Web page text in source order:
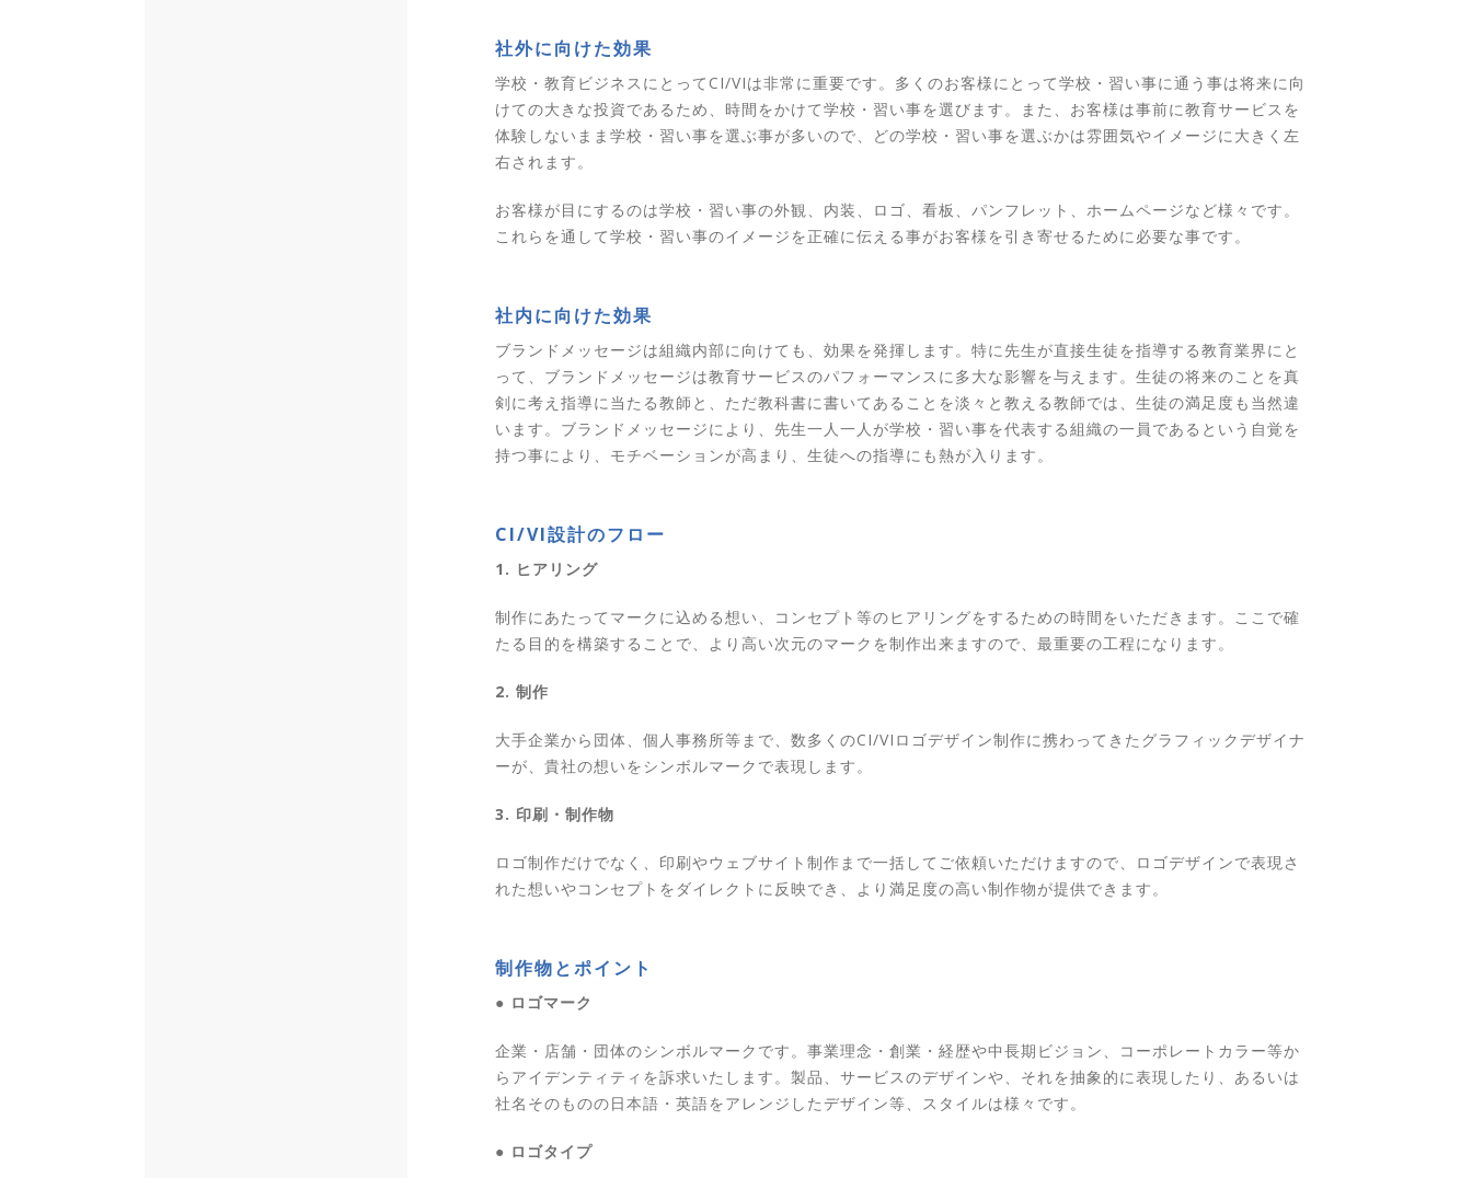
社外に向けた効果
学校・教育ビジネスにとってCI/VIは非常に重要です。多くのお客様にとって学校・習い事に通う事は将来に向
けての大きな投資であるため、時間をかけて学校・習い事を選びます。また、お客様は事前に教育サービスを
体験しないまま学校・習い事を選ぶ事が多いので、どの学校・習い事を選ぶかは雰囲気やイメージに大きく左
右されます。
お客様が目にするのは学校・習い事の外観、内装、ロゴ、看板、パンフレット、ホームページなど様々です。
これらを通して学校・習い事のイメージを正確に伝える事がお客様を引き寄せるために必要な事です。
社内に向けた効果
ブランドメッセージは組織内部に向けても、効果を発揮します。特に先生が直接生徒を指導する教育業界にと
って、ブランドメッセージは教育サービスのパフォーマンスに多大な影響を与えます。生徒の将来のことを真
剣に考え指導に当たる教師と、ただ教科書に書いてあることを淡々と教える教師では、生徒の満足度も当然違
います。ブランドメッセージにより、先生一人一人が学校・習い事を代表する組織の一員であるという自覚を
持つ事により、モチベーションが高まり、生徒への指導にも熱が入ります。
CI/VI設計のフロー
1. ヒアリング
制作にあたってマークに込める想い、コンセプト等のヒアリングをするための時間をいただきます。ここで確
たる目的を構築することで、より高い次元のマークを制作出来ますので、最重要の工程になります。
2. 制作
大手企業から団体、個人事務所等まで、数多くのCI/VIロゴデザイン制作に携わってきたグラフィックデザイナ
ーが、貴社の想いをシンボルマークで表現します。
3. 印刷・制作物
ロゴ制作だけでなく、印刷やウェブサイト制作まで一括してご依頼いただけますので、ロゴデザインで表現さ
れた想いやコンセプトをダイレクトに反映でき、より満足度の高い制作物が提供できます。
制作物とポイント
● ロゴマーク
企業・店舗・団体のシンボルマークです。事業理念・創業・経歴や中長期ビジョン、コーポレートカラー等か
らアイデンティティを訴求いたします。製品、サービスのデザインや、それを抽象的に表現したり、あるいは
社名そのものの日本語・英語をアレンジしたデザイン等、スタイルは様々です。
● ロゴタイプ